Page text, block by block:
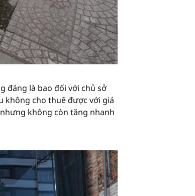
đáng là bao đối với chủ sở
không cho thuê được với giá
không còn tăng nhanh